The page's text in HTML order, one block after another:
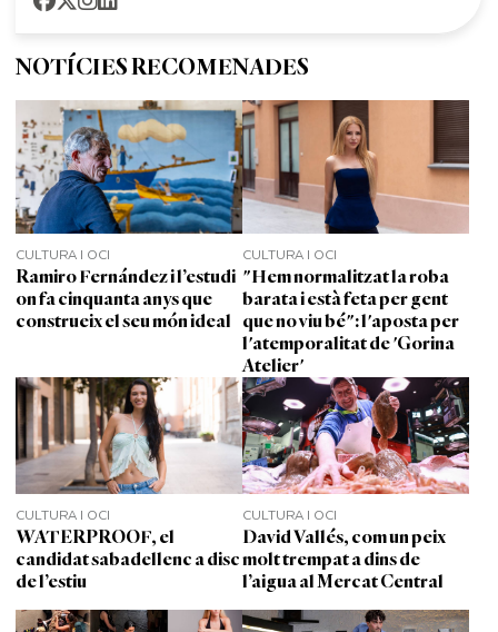
NOTÍCIES RECOMENADES
CULTURA I OCI
Ramiro Fernández i l’estudi
on fa cinquanta anys que
construeix el seu món ideal
CULTURA I OCI
"Hem normalitzat la roba
barata i està feta per gent
que no viu bé": l'aposta per
l'atemporalitat de 'Gorina
Atelier'
CULTURA I OCI
WATERPROOF, el
candidat sabadellenc a disc
de l’estiu
CULTURA I OCI
David Vallés, com un peix
molt trempat a dins de
l’aigua al Mercat Central